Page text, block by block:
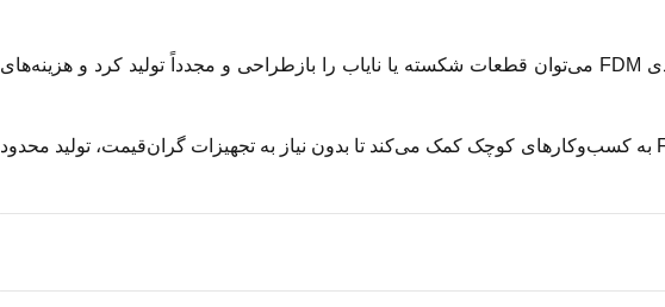
با استفاده از پرینتر سه بعدی FDM می‌توان قطعات شکسته یا نایاب را بازطراحی و مجدداً تولید کرد و هزینه‌های
پرینتر سه بعدی FDM به کسب‌وکارهای کوچک کمک می‌کند تا بدون نیاز به تجهیزات گران‌قیمت، تولید محدود